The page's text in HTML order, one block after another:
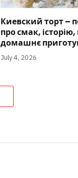
Киевский торт –
про смак, історію,
домашнє
July 4, 2026